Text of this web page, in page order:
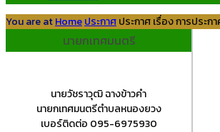
You are atHomeประกาศประกาศ เรื่อง การประก
นายกเทศมนตรี
นายวัชราวุฒิ ฉางข้าวคำ
นายกเทศมนตรีตำบลหนองยวง
เบอร์ติดต่อ 095-6975930